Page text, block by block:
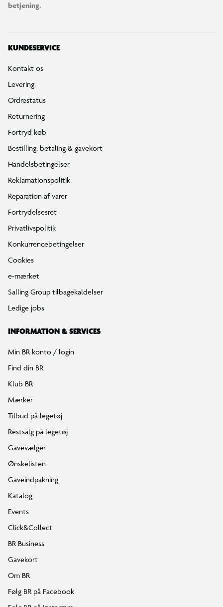
betjening.
KUNDESERVICE
Kontakt os
Levering
Ordrestatus
Returnering
Fortryd køb
Bestilling, betaling & gavekort
Handelsbetingelser
Reklamationspolitik
Reparation af varer
Fortrydelsesret
Privatlivspolitik
Konkurrencebetingelser
Cookies
e-mærket
Salling Group tilbagekaldelser
Ledige jobs
INFORMATION & SERVICES
Min BR konto / login
Find din BR
Klub BR
Mærker
Tilbud på legetøj
Restsalg på legetøj
Gavevælger
Ønskelisten
Gaveindpakning
Katalog
Events
Click&Collect
BR Business
Gavekort
Om BR
Følg BR på Facebook